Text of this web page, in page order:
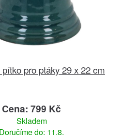
pro ptáky 29 x 22 cm
Cena: 799 Kč
Skladem
Doručíme do: 11.8.